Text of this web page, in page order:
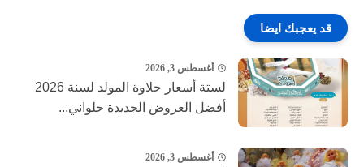
قد يعجبك ايضا
أغسطس 3, 2026
لستة أسعار حلاوة المولد لسنة 2026
أفضل العروض الجديدة حلواني...
أغسطس 3, 2026